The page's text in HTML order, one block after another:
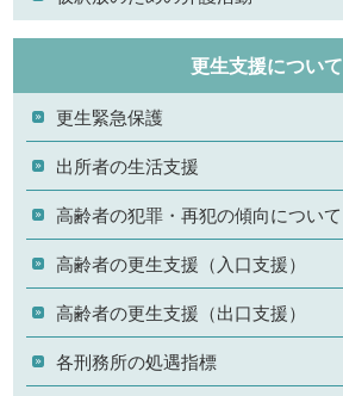
更生支援について
更生緊急保護
出所者の生活支援
高齢者の犯罪・再犯の傾向について
高齢者の更生支援（入口支援）
高齢者の更生支援（出口支援）
各刑務所の処遇指標